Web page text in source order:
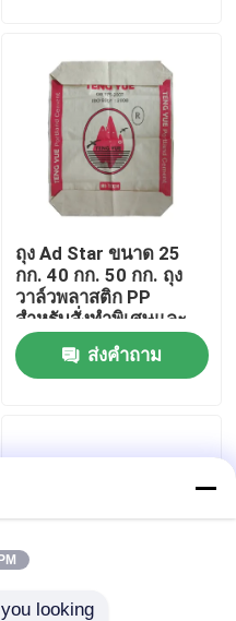
ถุง Ad Star ขนาด 25
กก. 40 กก. 50 กก. ถุง
วาล์วพลาสติก PP
สำหรับสั่งทำพิเศษและ
ปิดผนึกด้วยความร้อน
ส่งคำถาม
looking